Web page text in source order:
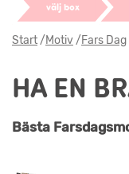
välj box
Start/Motiv/Fars Dag
HA EN
Bästa